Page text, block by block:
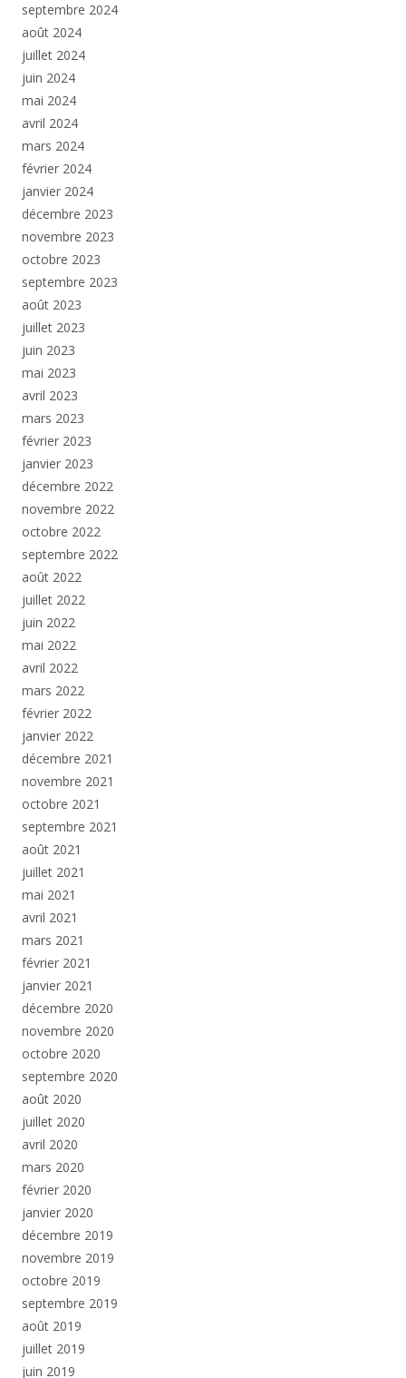
septembre 2024
août 2024
juillet 2024
juin 2024
mai 2024
avril 2024
mars 2024
février 2024
janvier 2024
décembre 2023
novembre 2023
octobre 2023
septembre 2023
août 2023
juillet 2023
juin 2023
mai 2023
avril 2023
mars 2023
février 2023
janvier 2023
décembre 2022
novembre 2022
octobre 2022
septembre 2022
août 2022
juillet 2022
juin 2022
mai 2022
avril 2022
mars 2022
février 2022
janvier 2022
décembre 2021
novembre 2021
octobre 2021
septembre 2021
août 2021
juillet 2021
mai 2021
avril 2021
mars 2021
février 2021
janvier 2021
décembre 2020
novembre 2020
octobre 2020
septembre 2020
août 2020
juillet 2020
avril 2020
mars 2020
février 2020
janvier 2020
décembre 2019
novembre 2019
octobre 2019
septembre 2019
août 2019
juillet 2019
juin 2019